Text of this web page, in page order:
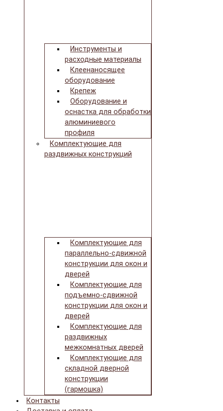
Инструменты и
расходные материалы
Клеенаносящее
оборудование
Крепеж
Оборудование и
оснастка для обработки
алюминиевого
профиля
Комплектующие для
раздвижных конструкций
Комплектующие для
параллельно-сдвижной
конструкции для окон и
дверей
Комплектующие для
подъемно-сдвижной
конструкции для окон и
дверей
Комплектующие для
раздвижных
межкомнатных дверей
Комплектующие для
складной дверной
конструкции
(гармошка)
Контакты